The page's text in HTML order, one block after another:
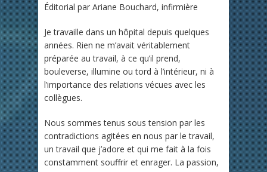
Éditorial par Ariane Bouchard, infirmière
Je travaille dans un hôpital depuis quelques
années. Rien ne m’avait véritablement
préparée au travail, à ce qu’il prend,
bouleverse, illumine ou tord à l’intérieur, ni à
l’importance des relations vécues avec les
collègues.
Nous sommes tenus sous tension par les
contradictions agitées en nous par le travail,
un travail que j’adore et qui me fait à la fois
constamment souffrir et enrager. La passion,